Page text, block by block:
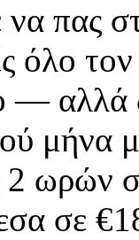
να πας
όλο
— αλλά
μήνα
2 ωρών
σε